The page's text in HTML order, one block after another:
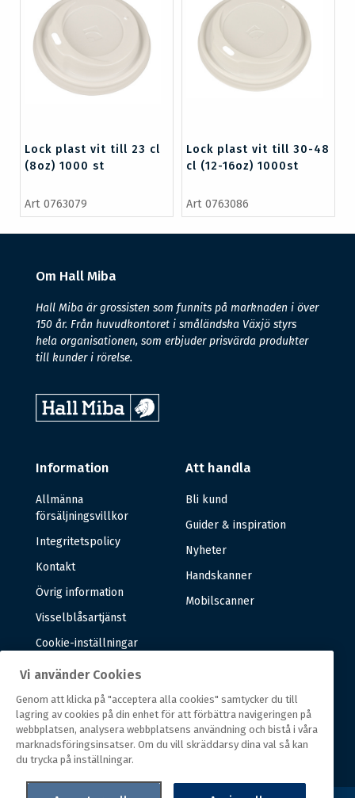
Lock plast vit till 23 cl
(8oz) 1000 st
Art 0763079
Lock plast vit till 30-48
cl (12-16oz) 1000st
Art 0763086
Om Hall Miba
Hall Miba är grossisten som funnits på marknaden i över
150 år. Från huvudkontoret i småländska Växjö styrs
hela organisationen, som erbjuder prisvärda produkter
till kunder i rörelse.
Information
Allmänna
försäljningsvillkor
Integritetspolicy
Kontakt
Övrig information
Visselblåsartjänst
Cookie-inställningar
Att handla
Bli kund
Guider & inspiration
Nyheter
Handskanner
Mobilscanner
Om oss
Vår historia
Vi använder Cookies
Genom att klicka på "acceptera alla cookies" samtycker du till
lagring av cookies på din enhet för att förbättra navigeringen på
webbplatsen, analysera webbplatsens användning och bistå i våra
marknadsföringsinsatser. Om du vill skräddarsy dina val så kan
du trycka på inställningar.